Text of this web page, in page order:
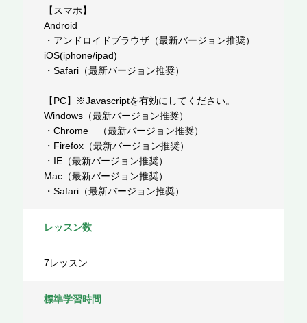
【スマホ】
Android
・アンドロイドブラウザ（最新バージョン推奨）
iOS(iphone/ipad)
・Safari（最新バージョン推奨）
【PC】※Javascriptを有効にしてください。
Windows（最新バージョン推奨）
・Chrome （最新バージョン推奨）
・Firefox（最新バージョン推奨）
・IE（最新バージョン推奨）
Mac（最新バージョン推奨）
・Safari（最新バージョン推奨）
レッスン数
7レッスン
標準学習時間